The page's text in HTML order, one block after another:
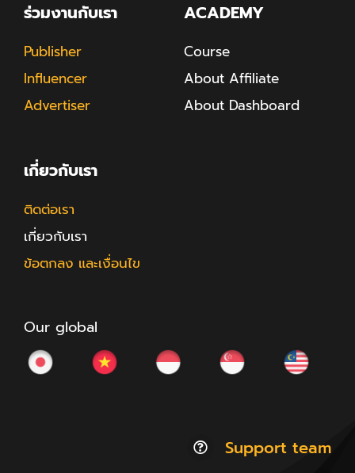
ร่วมงานกับเรา
Publisher
Influencer
Advertiser
ACADEMY
Course
About Affiliate
About Dashboard
เกี่ยวกับเรา
ติดต่อเรา
เกี่ยวกับเรา
ข้อตกลง และเงื่อนไข
Our global
Support team